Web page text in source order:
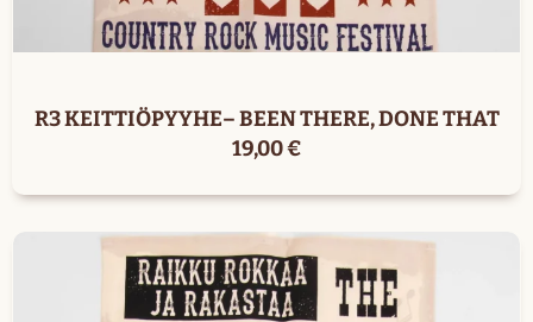
R3 KEITTIÖPYYHE– BEEN THERE, DONE THAT
19,00€